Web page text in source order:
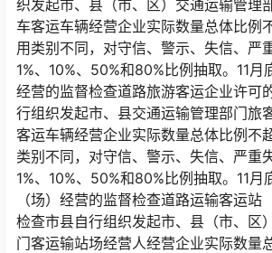
织发起市、县（市、区）交通运输管理
车客运车辆经营企业实际数量总体比例
用类别不同，对守信、警示、失信、严
1%、10%、50%和80%比例抽取。11
经营的监督检查道路旅游客运企业许可
行组织发起市、县交通运输管理部门旅
客运车辆经营企业实际数量总体比例不
类别不同，对守信、警示、失信、严重
1%、10%、50%和80%比例抽取。11
（场）经营的监督检查道路运输客运站
检查市县自行组织发起市、县（市、区
门客运输站场经营人经营企业实际数量